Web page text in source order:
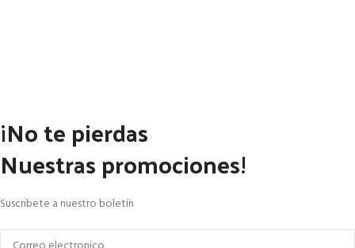
¡No te pierdas
Nuestras promociones!
Suscribete a nuestro boletín